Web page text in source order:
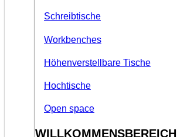
Schreibtische
Workbenches
Höhenverstellbare Tische
Hochtische
Open space
WILLKOMMENSBEREICH